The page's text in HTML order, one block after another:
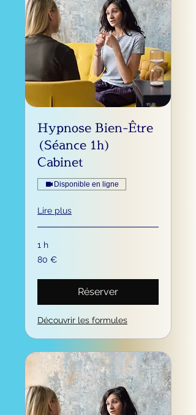
Hypnose Bien-Être
(Séance 1h)
Cabinet
Disponible en ligne
Lire plus
1 h
80
euros
80 €
Réserver
Découvrir les formules